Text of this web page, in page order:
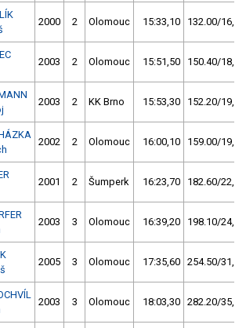
2000 2 Olomouc 15:33,10 132.00/16,5
2003 2 Olomouc 15:51,50 150.40/18,8
2003 2 KK Brno 15:53,30 152.20/19,0
2002 2 Olomouc 16:00,10 159.00/19,8
2001 2 Šumperk 16:23,70 182.60/22,8
2003 3 Olomouc 16:39,20 198.10/24,7
2005 3 Olomouc 17:35,60 254.50/31,8
2003 3 Olomouc 18:03,30 282.20/35,2